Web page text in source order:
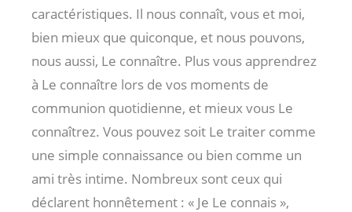
caractéristiques. Il nous connaît, vous et moi,
bien mieux que quiconque, et nous pouvons,
nous aussi, Le connaître. Plus vous apprendrez
à Le connaître lors de vos moments de
communion quotidienne, et mieux vous Le
connaîtrez. Vous pouvez soit Le traiter comme
une simple connaissance ou bien comme un
ami très intime. Nombreux sont ceux qui
déclarent honnêtement : « Je Le connais »,